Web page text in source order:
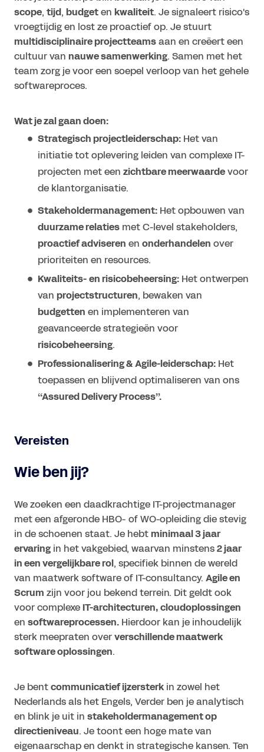
scope, tijd, budgeten kwaliteit. Je signaleert risico's
vroegtijdig en lost ze proactief op. Je stuurt
multidisciplinaire projectteamsaan en creëert een
cultuur van nauwe samenwerking. Samen met het
team zorg je voor een soepel verloop van het gehele
softwareproces.
Wat je zal gaan doen:
Strategisch projectleiderschap: Het van
initiatie tot oplevering leiden van complexe IT-
projecten met een zichtbare meerwaardevoor
de klantorganisatie.
Stakeholdermanagement: Het opbouwen van
duurzame relaties met C-level stakeholders,
proactief adviseren en onderhandelen over
prioriteiten en resources.
Kwaliteits- en risicobeheersing: Het ontwerpen
van projectstructuren, bewaken van
budgetten en implementeren van
geavanceerde strategieën voor
risicobeheersing.
Professionalisering & Agile-leiderschap: Het
toepassen en blijvend optimaliseren van ons
‘‘Assured Delivery Process’’.
Vereisten
Wie ben jij?
We zoeken een daadkrachtige IT-projectmanager
met een afgeronde HBO- of WO-opleiding die stevig
in de schoenen staat. Je hebtminimaal 3 jaar
ervaring in het vakgebied, waarvan minstens2 jaar
in een vergelijkbare rol, specifiek binnen de wereld
van maatwerk software of IT-consultancy. Agile en
Scrum zijn voor jou bekend terrein. Dit geldt ook
voor complexe IT-architecturen, cloudoplossingen
en softwareprocessen. Hierdoor kan je inhoudelijk
sterk meepraten oververschillende maatwerk
software oplossingen.
Je bentcommunicatief ijzersterkin zowel het
Nederlands als het Engels, Verder ben je analytisch
en blink je uit in stakeholdermanagement op
directieniveau. Je toont een hoge mate van
eigenaarschap en denkt in strategische kansen. Ten